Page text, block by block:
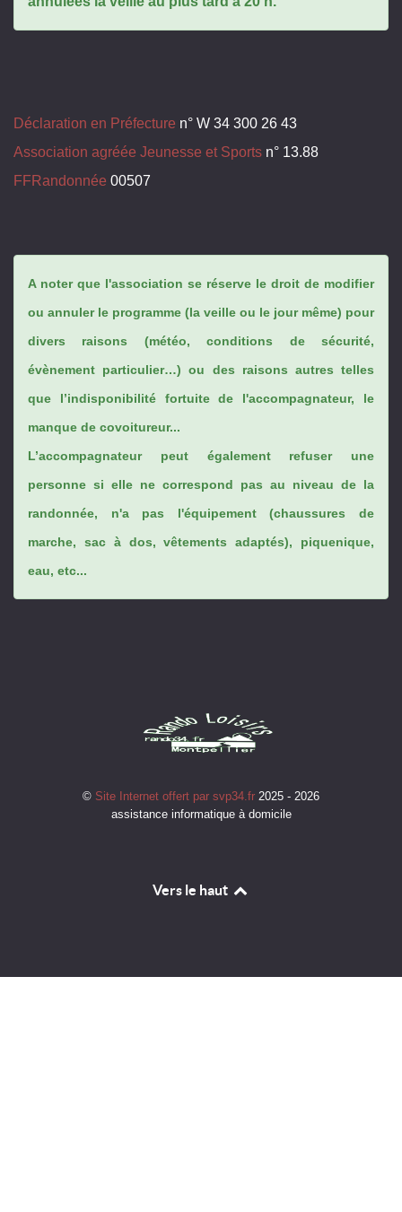
Déclaration en Préfecture n° W 34 300 26 43
Association agréée Jeunesse et Sports n° 13.88
FFRandonnée 00507
A noter que l'association se réserve le droit de modifier
ou annuler le programme (la veille ou le jour même) pour
divers raisons (météo, conditions de sécurité,
évènement particulier…) ou des raisons autres telles
que l’indisponibilité fortuite de l'accompagnateur, le
manque de covoitureur...
L’accompagnateur peut également refuser une
personne si elle ne correspond pas au niveau de la
randonnée, n'a pas l'équipement (chaussures de
marche, sac à dos, vêtements adaptés), piquenique,
eau, etc...
© Site Internet offert par svp34.fr 2025 - 2026
assistance informatique à domicile
Vers le haut